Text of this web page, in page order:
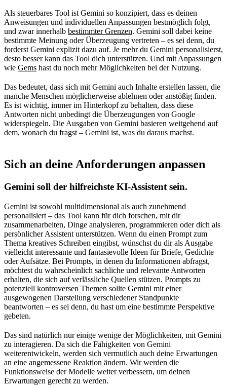
Als steuerbares Tool ist Gemini so konzipiert, dass es deinen
Anweisungen und individuellen Anpassungen bestmöglich folgt,
und zwar innerhalb bestimmter Grenzen. Gemini soll dabei keine
bestimmte Meinung oder Überzeugung vertreten – es sei denn, du
forderst Gemini explizit dazu auf. Je mehr du Gemini personalisierst,
desto besser kann das Tool dich unterstützen. Und mit Anpassungen
wie Gems hast du noch mehr Möglichkeiten bei der Nutzung.
Das bedeutet, dass sich mit Gemini auch Inhalte erstellen lassen, die
manche Menschen möglicherweise ablehnen oder anstößig finden.
Es ist wichtig, immer im Hinterkopf zu behalten, dass diese
Antworten nicht unbedingt die Überzeugungen von Google
widerspiegeln. Die Ausgaben von Gemini basieren weitgehend auf
dem, wonach du fragst – Gemini ist, was du daraus machst.
Sich an deine Anforderungen anpassen
Gemini soll der hilfreichste KI-Assistent sein.
Gemini ist sowohl multidimensional als auch zunehmend
personalisiert – das Tool kann für dich forschen, mit dir
zusammenarbeiten, Dinge analysieren, programmieren oder dich als
persönlicher Assistent unterstützen. Wenn du einen Prompt zum
Thema kreatives Schreiben eingibst, wünschst du dir als Ausgabe
vielleicht interessante und fantasievolle Ideen für Briefe, Gedichte
oder Aufsätze. Bei Prompts, in denen du Informationen abfragst,
möchtest du wahrscheinlich sachliche und relevante Antworten
erhalten, die sich auf verlässliche Quellen stützen. Prompts zu
potenziell kontroversen Themen sollte Gemini mit einer
ausgewogenen Darstellung verschiedener Standpunkte
beantworten – es sei denn, du hast um eine bestimmte Perspektive
gebeten.
Das sind natürlich nur einige wenige der Möglichkeiten, mit Gemini
zu interagieren. Da sich die Fähigkeiten von Gemini
weiterentwickeln, werden sich vermutlich auch deine Erwartungen
an eine angemessene Reaktion ändern. Wir werden die
Funktionsweise der Modelle weiter verbessern, um deinen
Erwartungen gerecht zu werden.